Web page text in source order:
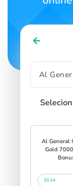
Al General
Gold
$5.14